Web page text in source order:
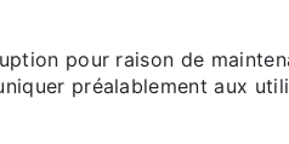
pour raison de
préalablement aux